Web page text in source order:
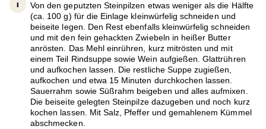
Von den geputzten Steinpilzen etwas weniger als die Hälfte
(ca. 100 g) für die Einlage kleinwürfelig schneiden und
beiseite legen. Den Rest ebenfalls kleinwürfelig schneiden
und mit den fein gehackten Zwiebeln in heißer Butter
anrösten. Das Mehl einrühren, kurz mitrösten und mit
einem Teil Rindsuppe sowie Wein aufgießen. Glattrühren
und aufkochen lassen. Die restliche Suppe zugießen,
aufkochen und etwa 15 Minuten durchkochen lassen.
Sauerrahm sowie Süßrahm beigeben und alles aufmixen.
Die beiseite gelegten Steinpilze dazugeben und noch kurz
kochen lassen. Mit Salz, Pfeffer und gemahlenem Kümmel
abschmecken.